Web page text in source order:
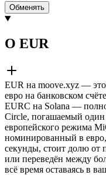
Обменять
О EUR
EUR на moove.xyz — это
евро на банковском
EURC на Solana —
Circle, погашаемый
европейского режима
номинированный в евро,
секунды, стоит долю от
или переведён между
всё время оставаясь в